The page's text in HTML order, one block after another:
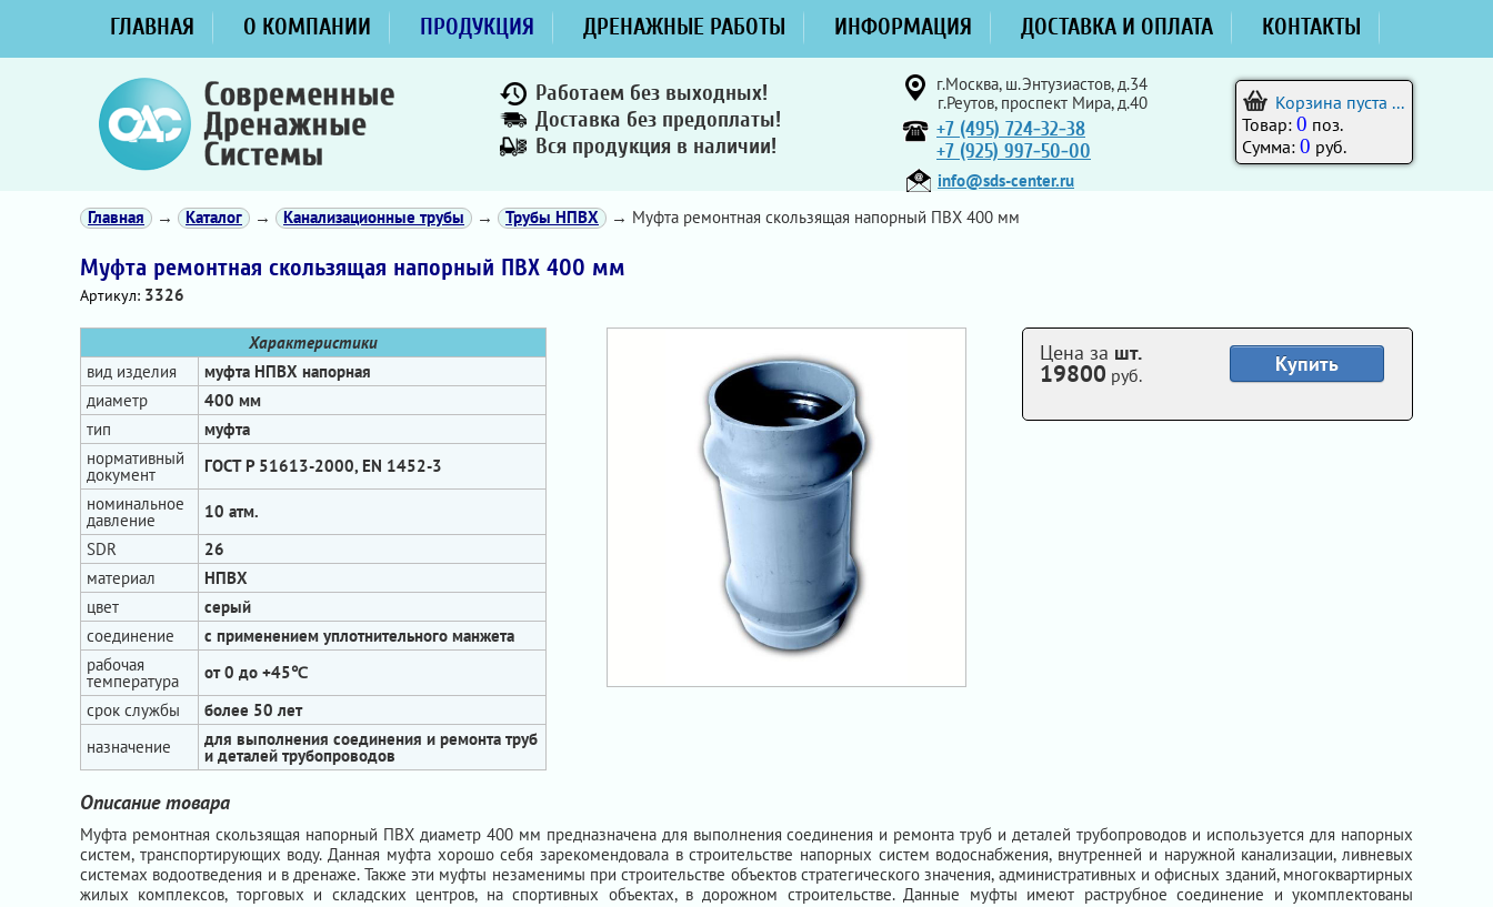
ГЛАВНАЯ О КОМПАНИИ ПРОДУКЦИЯ ДРЕНАЖНЫЕ РАБОТЫ ИНФОРМАЦИЯ ДОСТАВКА И ОПЛАТА КОНТАКТЫ
Работаем без выходных!
Доставка без предоплаты!
Вся продукция в наличии!
г.Москва, ш.Энтузиастов, д.34
г.Реутов, проспект Мира, д.40
+7 (495) 724-32-38
+7 (925) 997-50-00
info@sds-center.ru
Корзина пуста ...
Товар: 0 поз.
Сумма: 0 руб.
Главная → Каталог → Канализационные трубы → Трубы НПВХ → Муфта ремонтная скользящая напорный ПВХ 400 мм
Муфта ремонтная скользящая напорный ПВХ 400 мм
Артикул: 3326
Характеристики
вид изделия
муфта НПВХ напорная
диаметр
400 мм
тип
муфта
нормативный
документ
ГОСТ Р 51613-2000, EN 1452-3
номинальное
давление
10 атм.
SDR
26
материал
НПВХ
цвет
серый
соединение
с применением уплотнительного манжета
рабочая
температура
от 0 до +45℃
срок службы
более 50 лет
назначение
для выполнения соединения и ремонта труб
и деталей трубопроводов
Купить
Цена за шт.
19800 руб.
Описание товара
Муфта ремонтная скользящая напорный ПВХ диаметр 400 мм предназначена для выполнения соединения и ремонта труб и деталей трубопроводов и используется для напорных
систем, транспортирующих воду. Данная муфта хорошо себя зарекомендовала в строительстве напорных систем водоснабжения, внутренней и наружной канализации, ливневых
системах водоотведения и в дренаже. Также эти муфты незаменимы при строительстве объектов стратегического значения, административных и офисных зданий, многоквартирных
жилых комплексов, торговых и складских центров, на спортивных объектах, в дорожном строительстве. Данные муфты имеют раструбное соединение и укомплектованы